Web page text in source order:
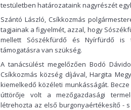
testületben határozataink nagyrészét
Szántó László, Csíkkozmás
tagjainak a figyelmét, azzal, hogy
mellett Sószékfürdő és Nyírfürdő is
támogatásra van szükség.
A tanácsülést megelőzően Bodó
Csíkkozmás község díjával, Hargita
kiemelkedő közéleti munkásságát.
úttörője volt a mezőgazdasági
létrehozta az első burgonyaértékesítő -